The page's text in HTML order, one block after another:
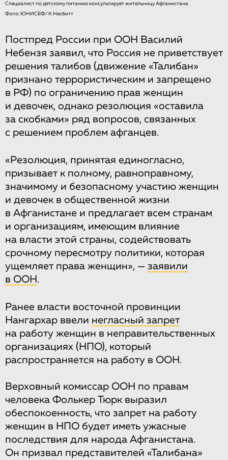
Специалист по детскому питанию консультирует жительницу Афганистана
Фото: ЮНИСЕФ/ К.Несбитт
Постпред России при ООН Василий
Небензя заявил, что Россия не приветствует
решения талибов (движение «Талибан»
признано террористическим и запрещено
в РФ) по ограничению прав женщин
и девочек, однако резолюция «оставила
за скобками» ряд вопросов, связанных
с решением проблем афганцев.
«Резолюция, принятая единогласно,
призывает к полному, равноправному,
значимому и безопасному участию женщин
и девочек в общественной жизни
в Афганистане и предлагает всем странам
и организациям, имеющим влияние
на власти этой страны, содействовать
срочному пересмотру политики, которая
ущемляет права женщин», — заявили
в ООН .
Ранее власти восточной провинции
Нангархар ввели негласный запрет
на работу женщин в неправительственных
организациях (НПО), который
распространяется на работу в ООН.
Верховный комиссар ООН по правам
человека Фолькер Тюрк выразил
обеспокоенность, что запрет на работу
женщин в НПО будет иметь ужасные
последствия для народа Афганистана.
Он призвал представителей «Талибана»